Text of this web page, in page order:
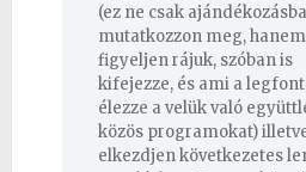
(ez ne csak
mutatkozzon meg, hanem
figyeljen rájuk, szóban is
kifejezze, és ami a
élezze a velük való
közös programokat)
elkezdjen következetes